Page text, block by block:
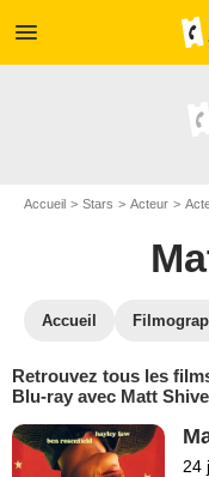
menu
Accueil Stars Acteur
Accueil
Retrouvez tous les
Blu-ray avec Matt
24